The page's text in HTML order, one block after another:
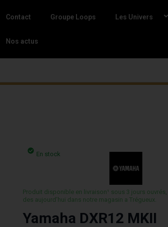
Contact Groupe Loops Les Univers
Nos actus
En stock
Produit disponible en livraison¹ sous 3 jours
des aujourd’hui dans notre magasin a Trégueux.
Yamaha DXR12 MKII